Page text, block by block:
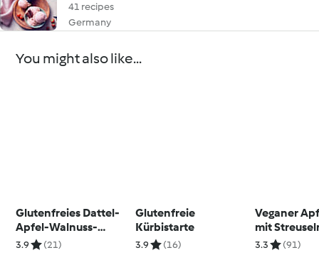
41 recipes
Germany
You might also like...
Glutenfreies Dattel-
Apfel-Walnuss-
Teebrot
3.9 (21)
Glutenfreie
Kürbistarte
3.9 (16)
Veganer
mit
Baiser
3.3 (91)